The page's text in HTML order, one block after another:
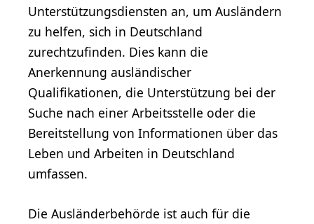
Unterstützungsdiensten an, um Ausländern
zu helfen, sich in Deutschland
zurechtzufinden. Dies kann die
Anerkennung ausländischer
Qualifikationen, die Unterstützung bei der
Suche nach einer Arbeitsstelle oder die
Bereitstellung von Informationen über das
Leben und Arbeiten in Deutschland
umfassen.
Die Ausländerbehörde ist auch für die